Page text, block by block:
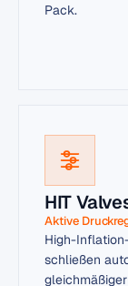
Pack.
HIT
Aktive
High-
schließen